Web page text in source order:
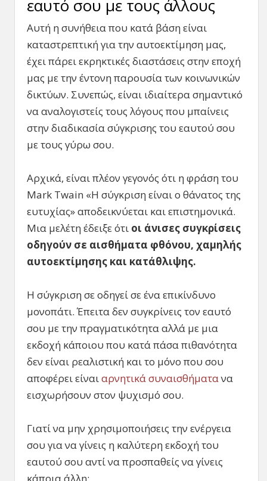
εαυτό σου με τους άλλους
Αυτή η συνήθεια που κατά βάση είναι
καταστρεπτική για την αυτοεκτίμηση μας,
έχει πάρει εκρηκτικές διαστάσεις στην εποχή
μας με την έντονη παρουσία των κοινωνικών
δικτύων. Συνεπώς, είναι ιδιαίτερα σημαντικό
να αναλογιστείς τους λόγους που μπαίνεις
στην διαδικασία σύγκρισης του εαυτού σου
με τους γύρω σου.
Αρχικά, είναι πλέον γεγονός ότι η φράση του
Mark Twain «Η σύγκριση είναι ο θάνατος της
ευτυχίας» αποδεικνύεται και επιστημονικά.
Μια μελέτη έδειξε ότι οι άνισες συγκρίσεις
οδηγούν σε αισθήματα φθόνου, χαμηλής
αυτοεκτίμησης και κατάθλιψης.
Η σύγκριση σε οδηγεί σε ένα επικίνδυνο
μονοπάτι. Έπειτα δεν συγκρίνεις τον εαυτό
σου με την πραγματικότητα αλλά με μια
εκδοχή κάποιου που κατά πάσα πιθανότητα
δεν είναι ρεαλιστική και το μόνο που σου
αποφέρει είναιαρνητικά συναισθήματανα
εισχωρήσουν στον ψυχισμό σου.
Γιατί να μην χρησιμοποιήσεις την ενέργεια
σου για να γίνεις η καλύτερη εκδοχή του
εαυτού σου αντί να προσπαθείς να γίνεις
κάποια άλλη;